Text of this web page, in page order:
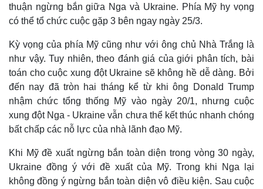
Thế giới
Quan sát
Cuộc sống đó đây
Multimedia
Video
Ảnh
Infographic
thuận ngừng bắn giữa Nga và Ukraine. Phía Mỹ hy vọng
có thể tổ chức cuộc gặp 3 bên ngay ngày 25/3.
Kỳ vọng của phía Mỹ cũng như với ông chủ Nhà Trắng là
như vậy. Tuy nhiên, theo đánh giá của giới phân tích, bài
toán cho cuộc xung đột Ukraine sẽ không hề dễ dàng. Bởi
đến nay đã tròn hai tháng kể từ khi ông Donald Trump
nhậm chức tổng thống Mỹ vào ngày 20/1, nhưng cuộc
xung đột Nga - Ukraine vẫn chưa thể kết thúc nhanh chóng
bất chấp các nỗ lực của nhà lãnh đạo Mỹ.
Khi Mỹ đề xuất ngừng bắn toàn diện trong vòng 30 ngày,
Ukraine đồng ý với đề xuất của Mỹ. Trong khi Nga lại
không đồng ý ngừng bắn toàn diện vô điều kiện. Sau cuộc